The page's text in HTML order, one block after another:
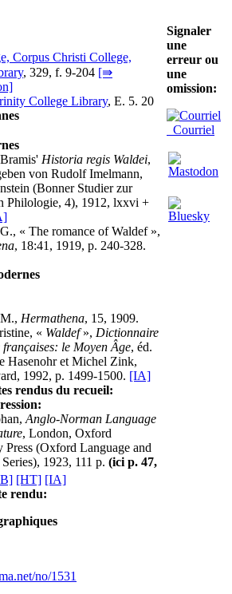
Corpus Christi College,
, 329, f. 9-204 [⇛
College Library, E. 5. 20
Historia regis Waldei,
von Rudolf Imelmann,
(Bonner Studier zur
Philologie, 4), 1912, lxxvi +
« The romance of Waldef »,
, 18:41, 1919, p. 240-328.
Hermathena, 15, 1909.
« Waldef», Dictionnaire
françaises: le Moyen Âge, éd.
Hasenohr et Michel Zink,
1992, p. 1499-1500. [IA]
rendus du recueil:
Anglo-Norman Language
, London, Oxford
Press (Oxford Language and
1923, 111 p. (ici p. 47,
[HT] [IA]
rendu:
no/1531
Signaler
une
erreur ou
une
omission:
Courriel